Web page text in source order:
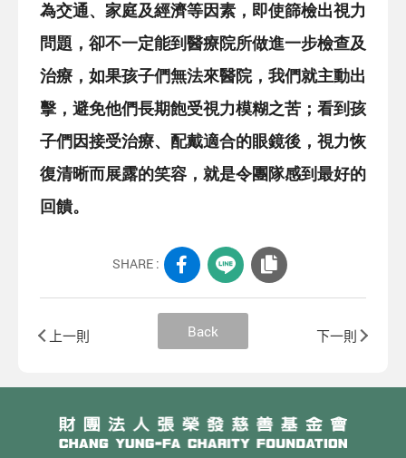
為交通、家庭及經濟等因素，即使篩檢出視力
問題，卻不一定能到醫療院所做進一步檢查及
治療，如果孩子們無法來醫院，我們就主動出
擊，避免他們長期飽受視力模糊之苦；看到孩
子們因接受治療、配戴適合的眼鏡後，視力恢
復清晰而展露的笑容，就是令團隊感到最好的
回饋。
SHARE :
上一則 Back 下一則